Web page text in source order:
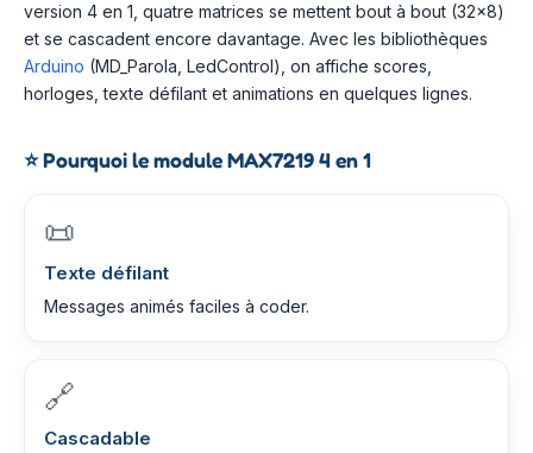
version 4 en 1, quatre matrices se mettent bout à bout (32×8)
et se cascadent encore davantage. Avec les bibliothèques
Arduino (MD_Parola, LedControl), on affiche scores,
horloges, texte défilant et animations en quelques lignes.
⭐Pourquoi le module MAX7219 4 en 1
📜
Texte défilant
Messages animés faciles à coder.
🔗
Cascadable